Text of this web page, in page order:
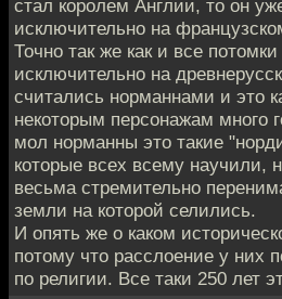
стал королем Англии, то он
исключительно на
Точно так же как и все
исключительно на
считались норманнами и это
некоторым персонажам много
мол норманны это такие
которые всех всему научили,
весьма стремительно
земли на которой селились.
И опять же о каком
потому что расслоение у них
по религии. Все таки 250 лет